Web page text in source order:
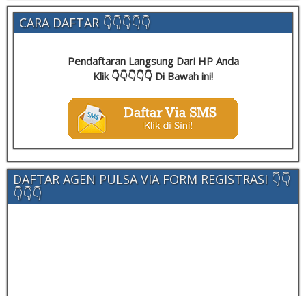
CARA DAFTAR 👇👇👇👇👇
Pendaftaran Langsung Dari HP Anda
Klik 👇👇👇👇👇 Di Bawah ini!
DAFTAR AGEN PULSA VIA FORM REGISTRASI 👇👇
👇👇👇